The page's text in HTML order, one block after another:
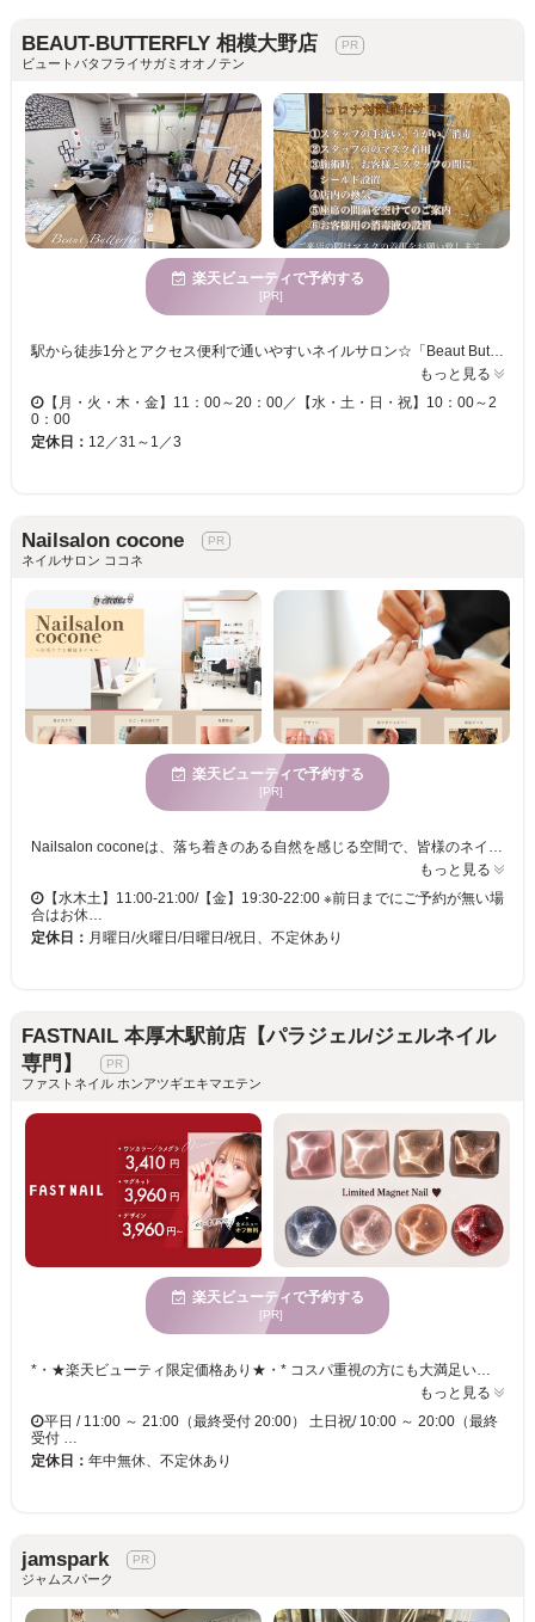
BEAUT-BUTTERFLY 相模大野店
ビュートバタフライサガミオオノテン
楽天ビューティで予約する
[PR]
もっと見る
【月・火・木・金】11：00～20：00／【水・土・日・祝】10：00～2
0：00
定休日： 12／31～1／3
Nailsalon cocone
ネイルサロン ココネ
楽天ビューティで予約する
[PR]
もっと見る
【水木土】11:00-21:00/【金】19:30-22:00 ※前日までにご予約が無い場
合はお休…
定休日： 月曜日/火曜日/日曜日/祝日、不定休あり
FASTNAIL 本厚木駅前店【パラジェル/ジェルネイル
専門】
ファストネイル ホンアツギエキマエテン
楽天ビューティで予約する
[PR]
*・★楽天ビューティ限定価格あり★・* コスパ重視の方にも大満足いただいています！ ☑ 忙しい方にも嬉しい【時短ネイル】 ☑ 落ち着いた空間で【リラックス施術】 ☑ シンプル〜トレンド・ニュアンスまで【幅広いデザイン対応】 皆様のお悩み・理想に近づけるよう、 精一杯お施術させて頂きます。 リーズナブルな価格と丁寧な施術で リラックスできるひとときをお過ごしください。
もっと見る
平日 / 11:00 ～ 21:00（最終受付 20:00） 土日祝/ 10:00 ～ 20:00（最終
受付 …
定休日： 年中無休、不定休あり
jamspark
ジャムスパーク